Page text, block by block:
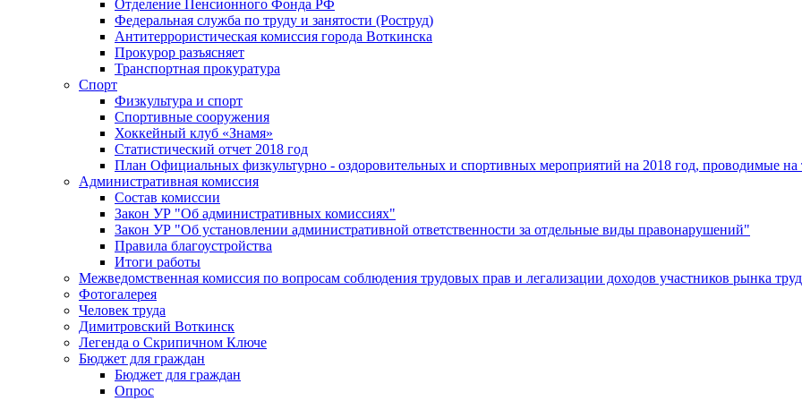
Отделение Пенсионного Фонда РФ
Федеральная служба по труду и занятости (Роструд)
Антитеррористическая комиссия города Воткинска
Прокурор разъясняет
Транспортная прокуратура
Спорт
Физкультура и спорт
Спортивные сооружения
Хоккейный клуб «Знамя»
Статистический отчет 2018 год
План Официальных физкультурно - оздоровительных и спортивных мероприятий на 2018 год, проводимые
Административная комиссия
Состав комиссии
Закон УР "Об административных комиссиях"
Закон УР "Об установлении административной ответственности за отдельные виды правонарушений"
Правила благоустройства
Итоги работы
Межведомственная комиссия по вопросам соблюдения трудовых прав и легализации доходов участников рынка
Фотогалерея
Человек труда
Димитровский Воткинск
Легенда о Скрипичном Ключе
Бюджет для граждан
Бюджет для граждан
Опрос